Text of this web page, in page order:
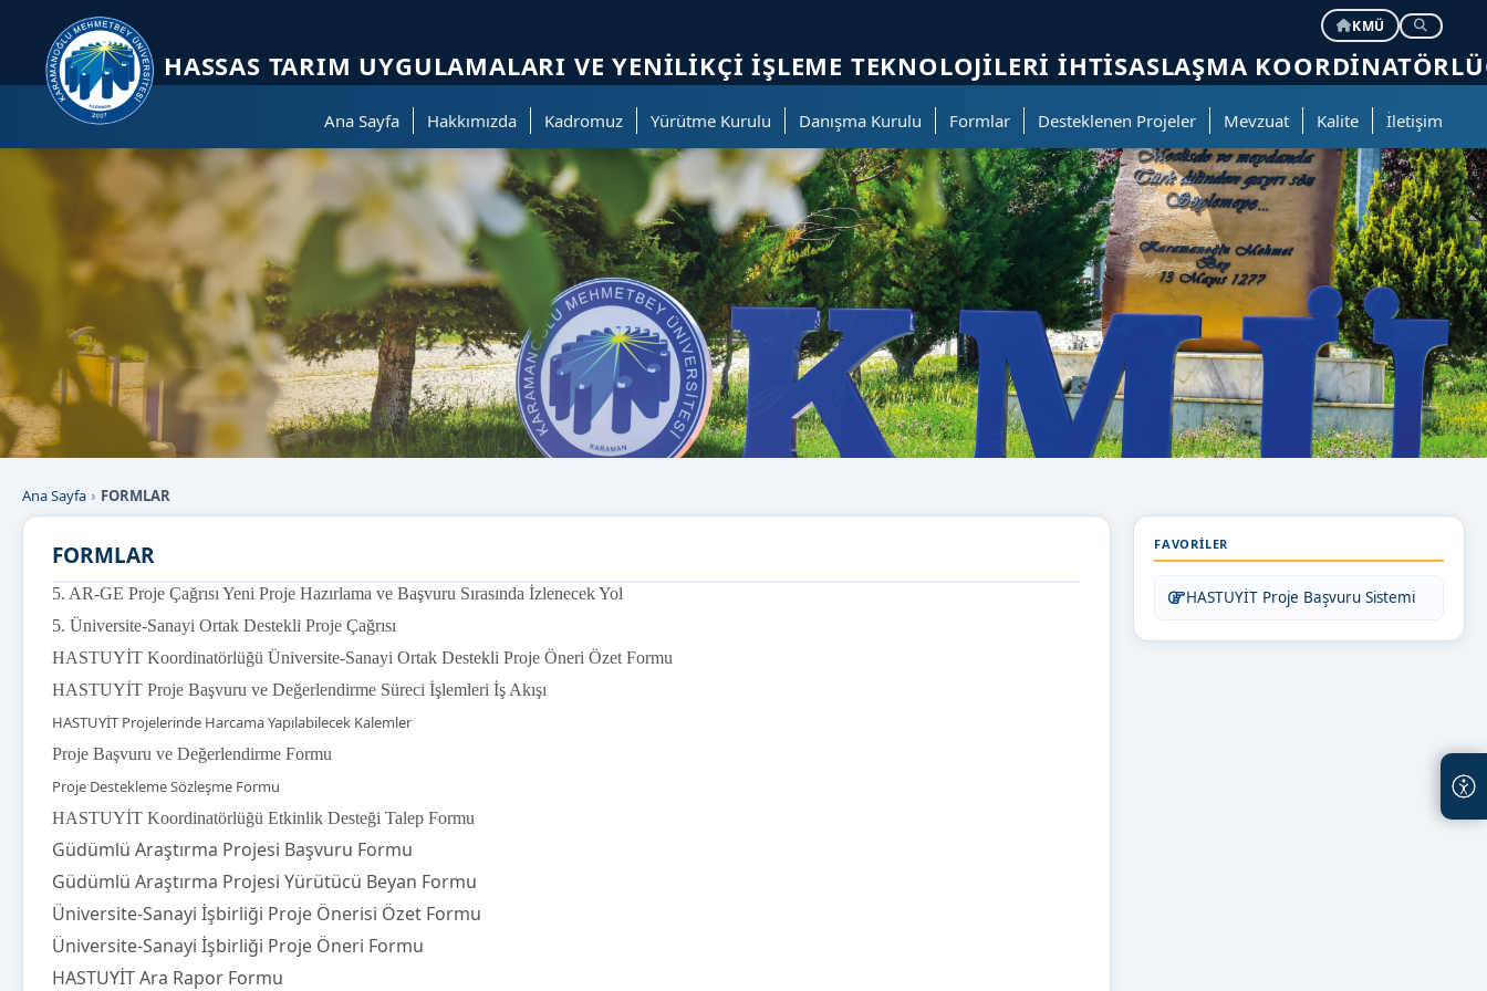
KMÜ
HASSAS TARIM UYGULAMALARI VE YENİLİKÇİ İŞLEME TEKNOLOJİLERİ İHTİSASLAŞMA
Ana Sayfa Hakkımızda Kadromuz Yürütme Kurulu Danışma Kurulu Formlar Desteklenen Projeler Mevzuat Kalite İletişim
Ana Sayfa FORMLAR
FORMLAR
5. AR-GE Proje Çağrısı Yeni Proje Hazırlama ve Başvuru Sırasında İzlenecek Yol
5. Üniversite-Sanayi Ortak Destekli Proje Çağrısı
HASTUYİT Koordinatörlüğü Üniversite-Sanayi Ortak Destekli Proje Öneri Özet Formu
HASTUYİT Proje Başvuru ve Değerlendirme Süreci İşlemleri İş Akışı
HASTUYİT Projelerinde Harcama Yapılabilecek Kalemler
Proje Başvuru ve Değerlendirme Formu
Proje Destekleme Sözleşme Formu
HASTUYİT Koordinatörlüğü Etkinlik Desteği Talep Formu
Güdümlü Araştırma Projesi Başvuru Formu
Güdümlü Araştırma Projesi Yürütücü Beyan Formu
Üniversite-Sanayi İşbirliği Proje Önerisi Özet Formu
Üniversite-Sanayi İşbirliği Proje Öneri Formu
HASTUYİT Ara Rapor Formu
FAVORILER
HASTUYİT Proje Başvuru Sistemi